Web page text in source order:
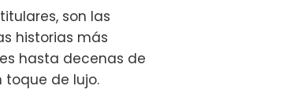
son las
historias más
hasta decenas de
de lujo.